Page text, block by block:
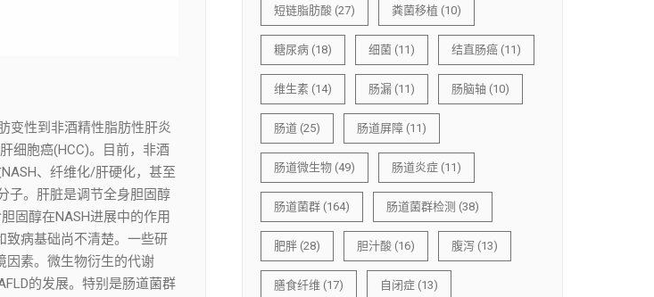
变性到非酒精性脂肪性肝炎
细胞癌(HCC)。目前，非酒
、纤维化/肝硬化，甚至
子。肝脏是调节全身胆固醇
固醇在NASH进展中的作用
致病基础尚不清楚。一些研
因素。微生物衍生的代谢
的发展。特别是肠道菌群
短链脂肪酸 (27) 粪菌移植 (10)
糖尿病 (18) 细菌 (11) 结直肠癌 (11)
维生素 (14) 肠漏 (11) 肠脑轴 (10)
肠道 (25) 肠道屏障 (11)
肠道微生物 (49) 肠道炎症 (11)
肠道菌群 (164) 肠道菌群检测 (38)
肥胖 (28) 胆汁酸 (16) 腹泻 (13)
膳食纤维 (17) 自闭症 (13)